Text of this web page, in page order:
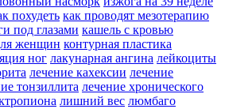
похудеть как проводят мезотерапию
под глазами кашель с кровью
женщин контурная пластика
ног лакунарная ангина лейкоциты
лечение кахексии лечение
тонзиллита лечение хронического
лишний вес люмбаго